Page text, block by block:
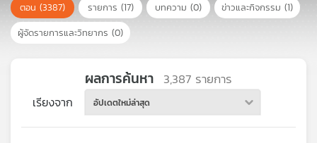
เพล
ย์
ลิ
เพล
ตอน (3387) รายการ (17) บทความ (0) ข่าวและกิจกรรม (1)
ผู้จัดรายการและวิทยากร (0)
ผลการค้นหา 3,387 รายการ
เรียงจาก อัปเดตใหม่ล่าสุด